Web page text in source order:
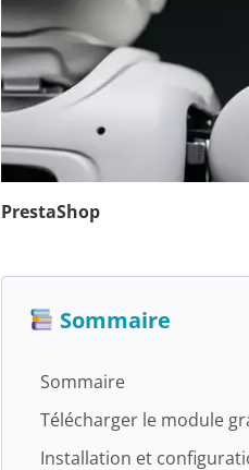
PrestaShop
24
2025
Sommaire
Sommaire
Télécharger le module
Installation et